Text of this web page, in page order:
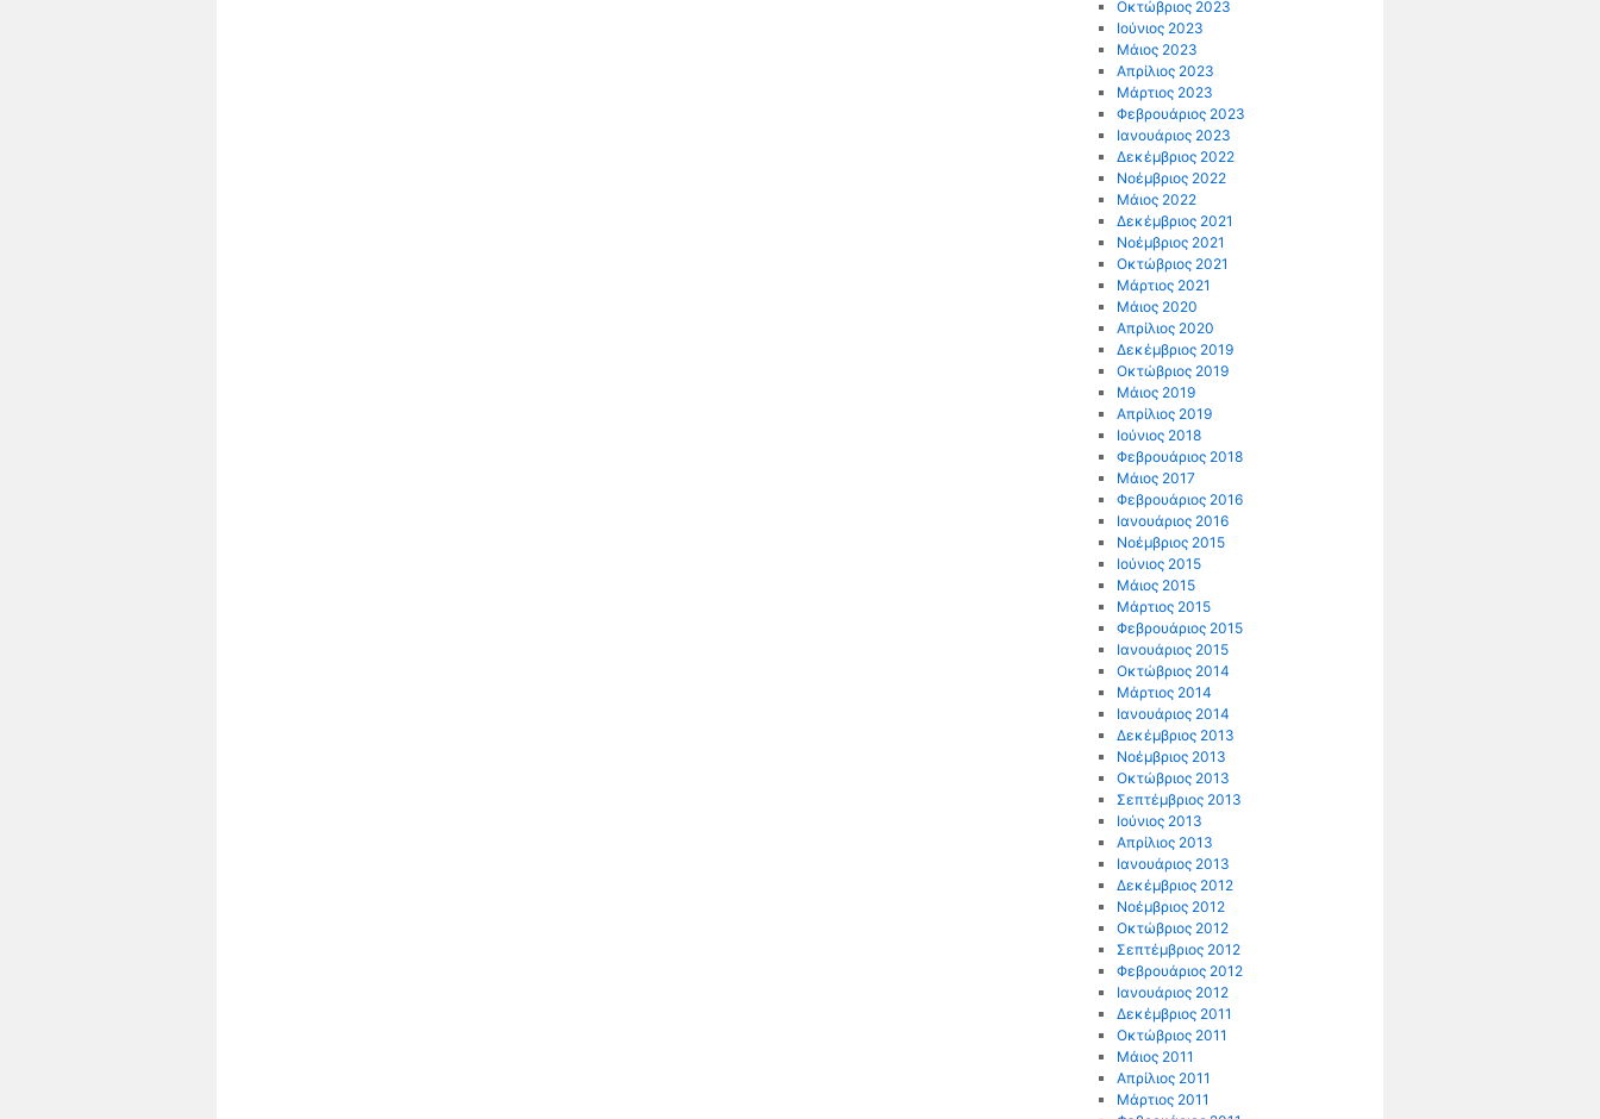
Οκτώβριος 2023
Ιούνιος 2023
Μάιος 2023
Απρίλιος 2023
Μάρτιος 2023
Φεβρουάριος 2023
Ιανουάριος 2023
Δεκέμβριος 2022
Νοέμβριος 2022
Μάιος 2022
Δεκέμβριος 2021
Νοέμβριος 2021
Οκτώβριος 2021
Μάρτιος 2021
Μάιος 2020
Απρίλιος 2020
Δεκέμβριος 2019
Οκτώβριος 2019
Μάιος 2019
Απρίλιος 2019
Ιούνιος 2018
Φεβρουάριος 2018
Μάιος 2017
Φεβρουάριος 2016
Ιανουάριος 2016
Νοέμβριος 2015
Ιούνιος 2015
Μάιος 2015
Μάρτιος 2015
Φεβρουάριος 2015
Ιανουάριος 2015
Οκτώβριος 2014
Μάρτιος 2014
Ιανουάριος 2014
Δεκέμβριος 2013
Νοέμβριος 2013
Οκτώβριος 2013
Σεπτέμβριος 2013
Ιούνιος 2013
Απρίλιος 2013
Ιανουάριος 2013
Δεκέμβριος 2012
Νοέμβριος 2012
Οκτώβριος 2012
Σεπτέμβριος 2012
Φεβρουάριος 2012
Ιανουάριος 2012
Δεκέμβριος 2011
Οκτώβριος 2011
Μάιος 2011
Απρίλιος 2011
Μάρτιος 2011